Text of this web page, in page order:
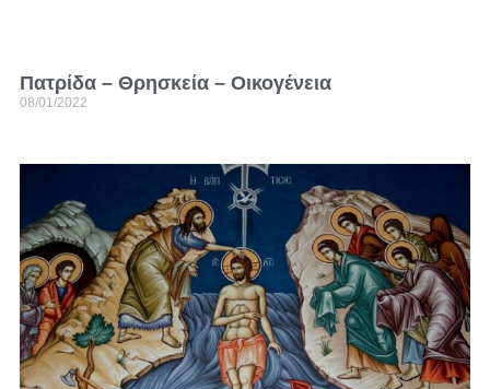
Πατρίδα – Θρησκεία – Οικογένεια
08/01/2022